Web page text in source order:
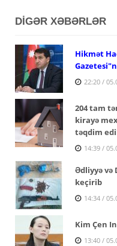
DİGƏR XƏBƏRLƏR
Hikmət
22:20 /
204 tam
kirayə
təqdim
14:39 /
Ədliyyə və
keçirib
14:34 /
Kim Çen
13:40 /